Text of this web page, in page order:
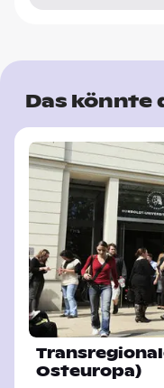
Das könnte
Osteuropa)